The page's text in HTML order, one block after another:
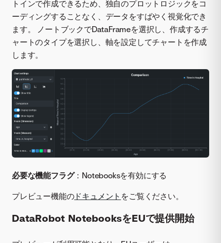
トインで作成できるため、独自のプロットロジックをコ
ーディングすることなく、データをすばやく視覚化でき
ます。 ノートブックでDataFrameを選択し、作成するチ
ャートのタイプを選択し、軸を設定してチャートを作成
します。
必要な機能フラグ：Notebooksを有効にする
プレビュー機能のドキュメント をご覧ください。
DataRobot NotebooksをEUで提供開始